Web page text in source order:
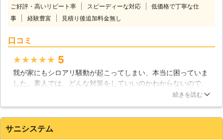
で駆除処理をおこなうという当初規定
の保証になります。 また、住まいや
ます。
アフターフォローとして5～7年の安
心保証をお付けします。 ※ご希望によ
術を用いて駆除をさせていただきま
す。 ■シロアリ駆除歴38年の害虫駆
除専門業者 弊社はシロアリ駆除歴38
ご好評・高いリピート率 スピーディーな対応
低価格で丁寧な仕
事
経験豊富 見積り後追加料金無し
口コミ
★★★★★ 5
我が家にもシロアリ騒動が起こってしまい、本当に困っていま
した。素人では、どんな対策をしていいのかわからないので、
いろいろ調べた結果、業者に対処を依頼することにしました。
仕事で我が家の悩みに対処してくれたことに感謝しています。
作業以来、我が家のシロアリ騒動もおさまっているのでとても
続きを読む
サニシステム